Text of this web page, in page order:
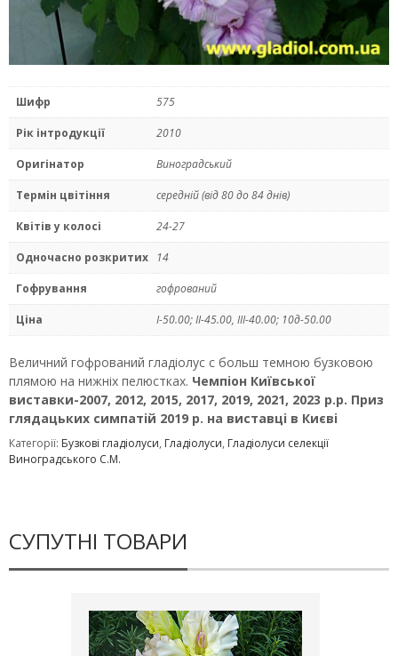
Шифр 575
Рік інтродукції 2010
Оригінатор Виноградський
Термін цвітіння середнiй (від 80 до 84 днів)
Квітів у колосі 24-27
Одночасно розкритих 14
Гофрування гофрований
Ціна I-50.00; II-45.00, III-40.00; 10д-50.00
Величний гофрований гладiолус с больш темною бузковою
плямою на нижнiх пелюстках. Чемпiон Київської
виставки-2007, 2012, 2015, 2017, 2019, 2021, 2023 р.р. Приз
глядацьких симпатiй 2019 р. на виставцi в Києвi
Категорії: Бузкові гладіолуси, Гладіолуси, Гладіолуси селекції
Виноградського С.М.
СУПУТНІ ТОВАРИ